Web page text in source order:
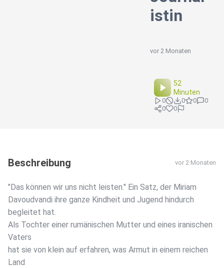
istin
vor 2 Monaten
52
Minuten
0 0 0
0
0
0
Beschreibung vor 2 Monaten
"Das können wir uns nicht leisten." Ein Satz, der Miriam
Davoudvandi ihre ganze Kindheit und Jugend hindurch
begleitet hat.
Als Tochter einer rumänischen Mutter und eines iranischen
Vaters
hat sie von klein auf erfahren, was Armut in einem reichen
Land